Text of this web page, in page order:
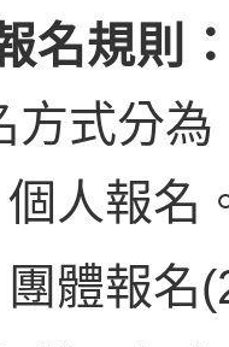
名規則
方式分為
個人報名
團體報名